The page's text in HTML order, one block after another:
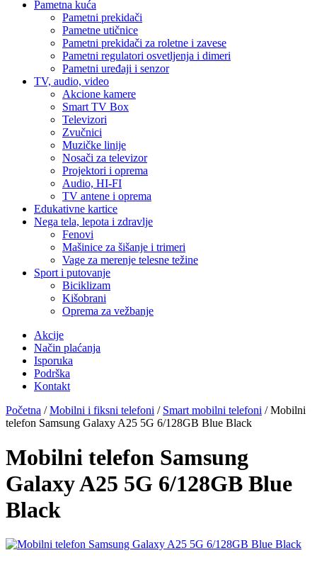
Pametna kuća
Pametni prekidači
Pametne utičnice
Pametni prekidači za roletne i zavese
Pametni regulatori osvetljenja i dimeri
Pametni uređaji i senzor
TV, audio, video
Akcione kamere
Smart TV Box
Televizori
Zvučnici
Muzičke linije
Nosači za televizor
Projektori i oprema
Audio, HI-FI
TV antene i oprema
Edukativne kartice
Nega tela, lepota i zdravlje
Fenovi
Mašinice za šišanje i trimeri
Vage za merenje telesne težine
Sport i putovanje
Biciklizam
Kišobrani
Oprema za vežbanje
Akcije
Način plaćanja
Isporuka
Podrška
Kontakt
Početna /Mobilni i fiksni telefoni / Smart mobilni telefoni / Mobilni
telefon Samsung Galaxy A25 5G 6/128GB Blue Black
Mobilni telefon Samsung
Galaxy A25 5G 6/128GB Blue
Black